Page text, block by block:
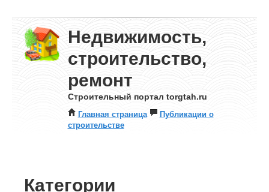
Недвижимость,
строительство,
ремонт
Строительный портал torgtah.ru
Главная страница
Публикации о
строительстве
Категории